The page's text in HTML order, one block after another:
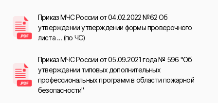
Приказ МЧС России от 04.02.2022 №62 Об
утверждении утверждении формы проверочного
листа ... (по ЧС)
Приказ МЧС России от 05.09.2021 года № 596 "Об
утверждении типовых дополнительных
профессиональных программ в области пожарной
безопасности"